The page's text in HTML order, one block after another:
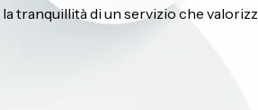
tranquillità di un servizio che